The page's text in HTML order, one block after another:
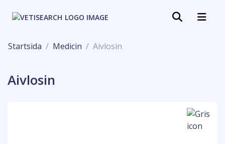
Startsida Medicin Aivlosin
Aivlosin